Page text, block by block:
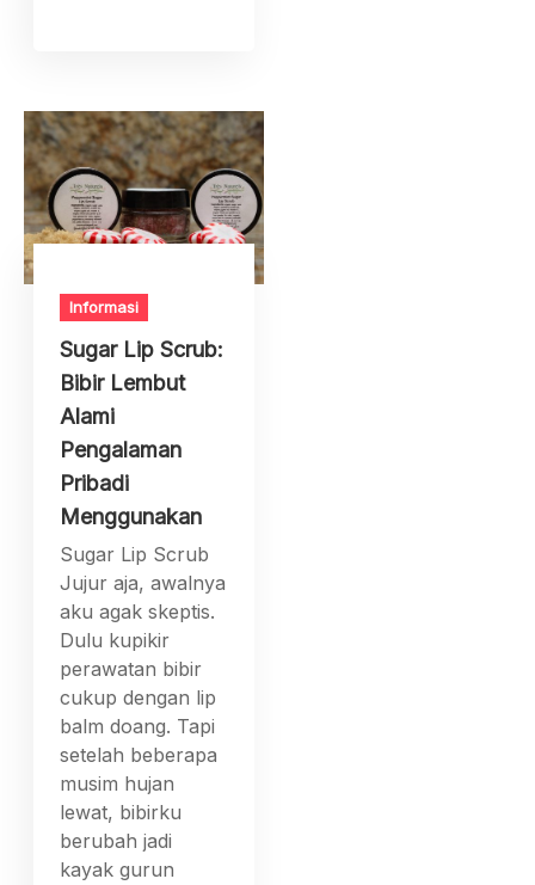
Informasi
Sugar Lip Scrub:
Bibir Lembut
Alami
Pengalaman
Pribadi
Menggunakan
Sugar Lip Scrub
Jujur aja, awalnya
aku agak skeptis.
Dulu kupikir
perawatan bibir
cukup dengan lip
balm doang. Tapi
setelah beberapa
musim hujan
lewat, bibirku
berubah jadi
kayak gurun